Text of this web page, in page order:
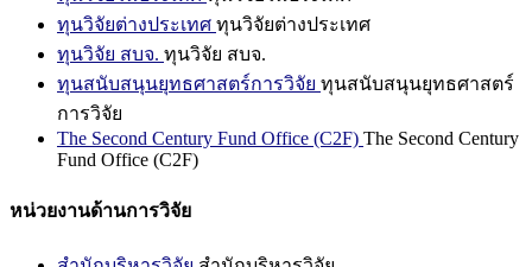
ทุนวิจัยต่างประเทศ ทุนวิจัยต่างประเทศ
ทุนวิจัย สบจ. ทุนวิจัย สบจ.
ทุนสนับสนุนยุทธศาสตร์การวิจัย ทุนสนับสนุนยุทธศาสตร์
การวิจัย
The Second Century Fund Office (C2F) The Second Century
Fund Office (C2F)
หน่วยงานด้านการวิจัย